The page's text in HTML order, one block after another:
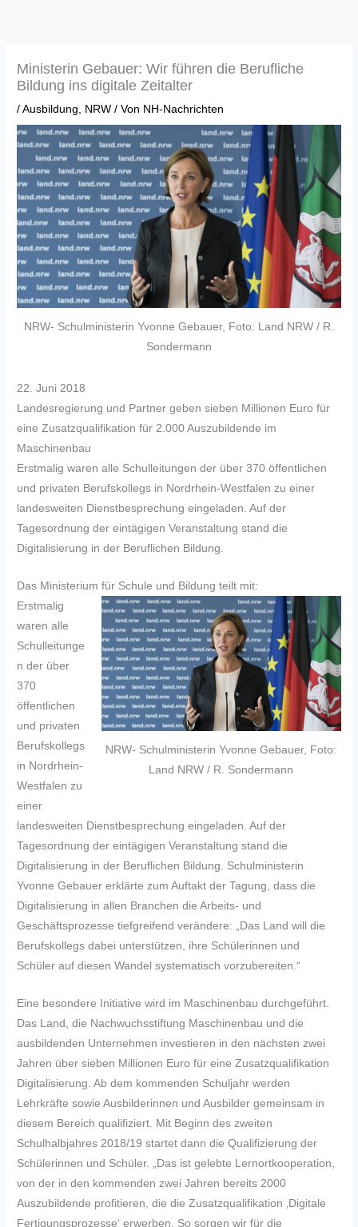
Ministerin Gebauer: Wir führen die Berufliche
Bildung ins digitale Zeitalter
/Ausbildung, NRW / Von NH-Nachrichten
NRW- Schulministerin Yvonne Gebauer, Foto: Land NRW / R.
Sondermann
22. Juni 2018
Landesregierung und Partner geben sieben Millionen Euro für
eine Zusatzqualifikation für 2.000 Auszubildende im
Maschinenbau
Erstmalig waren alle Schulleitungen der über 370 öffentlichen
‎und privaten Berufskollegs in Nordrhein-Westfalen zu einer
landesweiten Dienstbesprechung eingeladen. Auf der
Tagesordnung der eintägigen Veranstaltung stand die
Digitalisierung in der Beruflichen Bildung.
Das Ministerium für Schule und Bildung teilt mit:
NRW- Schulministerin Yvonne Gebauer, Foto:
Land NRW / R. Sondermann
Erstmalig
waren alle
Schulleitunge
n der über
370
öffentlichen
‎und privaten
Berufskollegs
in Nordrhein-
Westfalen zu
einer
landesweiten Dienstbesprechung eingeladen. Auf der
Tagesordnung der eintägigen Veranstaltung stand die
Digitalisierung in der Beruflichen Bildung. Schulministerin
Yvonne Gebauer erklärte zum Auftakt der Tagung, dass die
Digitalisierung in allen Branchen die Arbeits- und
Geschäftsprozesse tiefgreifend verändere: „Das Land will die
Berufskollegs dabei unterstützen, ihre Schülerinnen und
Schüler auf diesen Wandel systematisch vorzubereiten.“
Eine besondere Initiative wird im Maschinenbau durchgeführt.
Das Land, die Nachwuchsstiftung Maschinenbau und die
ausbildenden Unternehmen investieren in den nächsten zwei
Jahren über sieben Millionen Euro für eine Zusatzqualifikation
Digitalisierung. Ab dem kommenden Schuljahr werden
Lehrkräfte sowie Ausbilderinnen und Ausbilder gemeinsam in
diesem Bereich qualifiziert. Mit Beginn des zweiten
Schulhalbjahres 2018/19 startet dann die Qualifizierung der
Schülerinnen und Schüler. „Das ist gelebte Lernortkooperation,
von der in den kommenden zwei Jahren bereits 2000
Auszubildende profitieren, die die Zusatzqualifikation ‚Digitale
Fertigungsprozesse‘ erwerben. So sorgen wir für die